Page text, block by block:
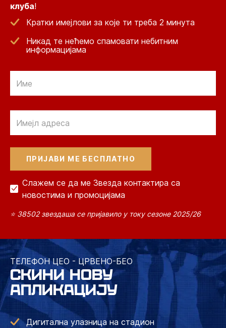
клуба!
Кратки имејлови за које ти треба 2 минута
Никад те нећемо спамовати небитним
информацијама
Слажем се да ме Звезда контактира са
новостима и промоцијама
⭐ 38502 звездаша се пријавило у току сезоне 2025/26
ТЕЛЕФОН ЦЕО - ЦРВЕНО-БЕО
СКИНИ НОВУ
АПЛИКАЦИЈУ
Дигитална улазница на стадион